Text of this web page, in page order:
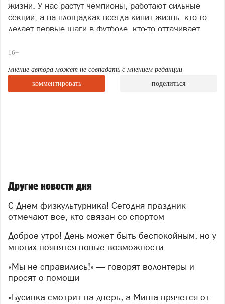
жизни. У нас растут чемпионы, работают сильные
секции, а на площадках всегда кипит жизнь: кто-то
делает первые шаги в футболе, кто-то оттачивает
утреннюю пробежку, чтобы зарядиться энергией на
Сегодня слова благодарности звучат в адрес тех, кто
вкладывает силы в развитие физкультуры в округе:
Интервью с Вячеславом Хизбулиным
рубрике "Персоны недели".
16+
мнение автора может не совпадать с мнением редакции
комментировать
поделиться
Другие новости дня
С Днем физкультурника! Сегодня праздник
отмечают все, кто связан со спортом
Доброе утро! День может быть беспокойным, но у
многих появятся новые возможности
«Мы не справились!» — говорят волонтеры и
просят о помощи
«Бусинка смотрит на дверь, а Миша прячется от